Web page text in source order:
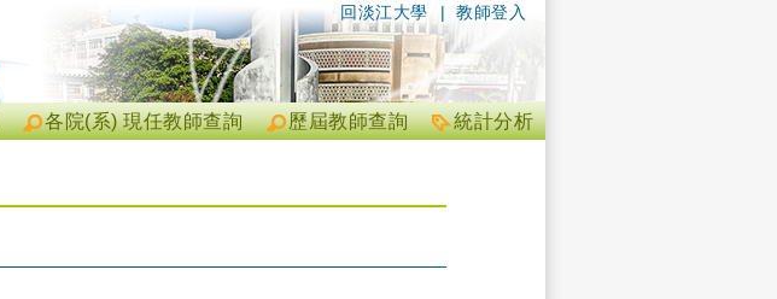
| 教師登入
回淡江大學
統計分析
歷屆教師查詢
各院(系) 現任教師查詢